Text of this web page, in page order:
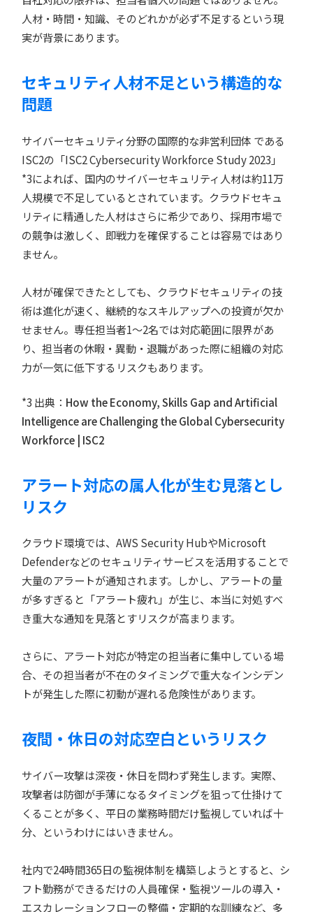
人材・時間・知識、そのどれかが必ず不足するという現
実が背景にあります。
セキュリティ人材不足という構造的な
問題
サイバーセキュリティ分野の国際的な非営利団体 である
ISC2の「ISC2 Cybersecurity Workforce Study 2023」
*3によれば、国内のサイバーセキュリティ人材は約11万
人規模で不足しているとされています。クラウドセキュ
リティに精通した人材はさらに希少であり、採用市場で
の競争は激しく、即戦力を確保することは容易ではあり
ません。
人材が確保できたとしても、クラウドセキュリティの技
術は進化が速く、継続的なスキルアップへの投資が欠か
せません。専任担当者1〜2名では対応範囲に限界があ
り、担当者の休暇・異動・退職があった際に組織の対応
力が一気に低下するリスクもあります。
*3 出典： How the Economy, Skills Gap and Artificial
Intelligence are Challenging the Global Cybersecurity
Workforce | ISC2
アラート対応の属人化が生む見落とし
リスク
クラウド環境では、AWS Security HubやMicrosoft
Defenderなどのセキュリティサービスを活用することで
大量のアラートが通知されます。しかし、アラートの量
が多すぎると「アラート疲れ」が生じ、本当に対処すべ
き重大な通知を見落とすリスクが高まります。
さらに、アラート対応が特定の担当者に集中している場
合、その担当者が不在のタイミングで重大なインシデン
トが発生した際に初動が遅れる危険性があります。
夜間・休日の対応空白というリスク
サイバー攻撃は深夜・休日を問わず発生します。実際、
攻撃者は防御が手薄になるタイミングを狙って仕掛けて
くることが多く、平日の業務時間だけ監視していれば十
分、というわけにはいきません。
社内で24時間365日の監視体制を構築しようとすると、シ
フト勤務ができるだけの人員確保・監視ツールの導入・
エスカレーションフローの整備・定期的な訓練など、多